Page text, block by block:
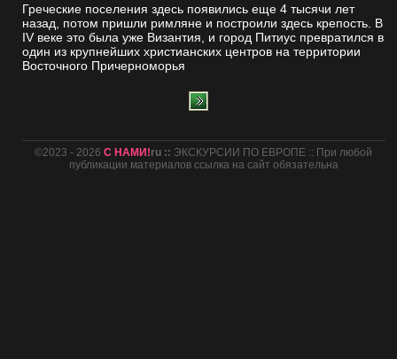
Греческие поселения здесь появились еще 4 тысячи лет
назад, потом пришли римляне и построили здесь крепость. В
IV веке это была уже Византия, и город Питиус превратился в
один из крупнейших христианских центров на территории
Восточного Причерноморья
©2023 - 2026С НАМИ!ru :: ЭКСКУРСИИ ПО ЕВРОПЕ :: При любой
публикации материалов ссылка на сайт обязательна